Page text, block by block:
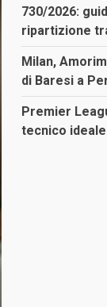
730/2026:
ripartizione
Milan,
di Baresi a
Premier
tecnico